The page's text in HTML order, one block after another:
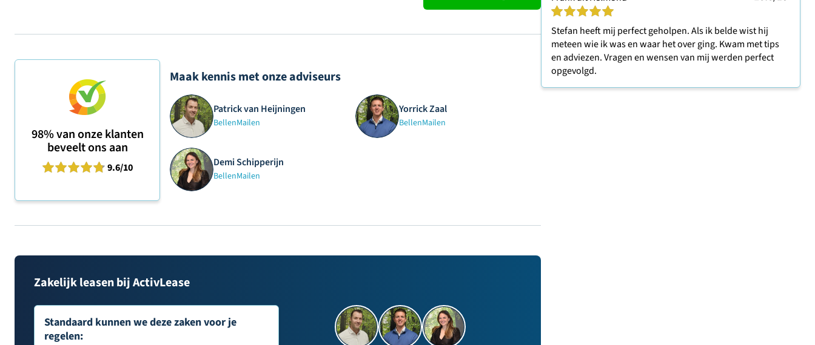
98%van onze klanten
beveelt ons aan
9.6/10
Maak kennis met onze adviseurs
Patrick van Heijningen
BellenMailen
Yorrick Zaal
BellenMailen
Demi Schipperijn
BellenMailen
Zakelijk leasen bij ActivLease
Standaard kunnen we deze zaken voor je
regelen:
Stefan heeft mij perfect geholpen. Als ik belde wist hij
meteen wie ik was en waar het over ging. Kwam met tips
en adviezen. Vragen en wensen van mij werden perfect
opgevolgd.